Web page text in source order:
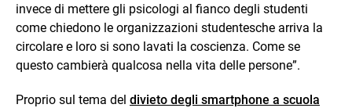
invece di mettere gli psicologi al fianco degli studenti
come chiedono le organizzazioni studentesche arriva la
circolare e loro si sono lavati la coscienza. Come se
questo cambierà qualcosa nella vita delle persone”.
Proprio sul tema del divieto degli smartphone a scuola